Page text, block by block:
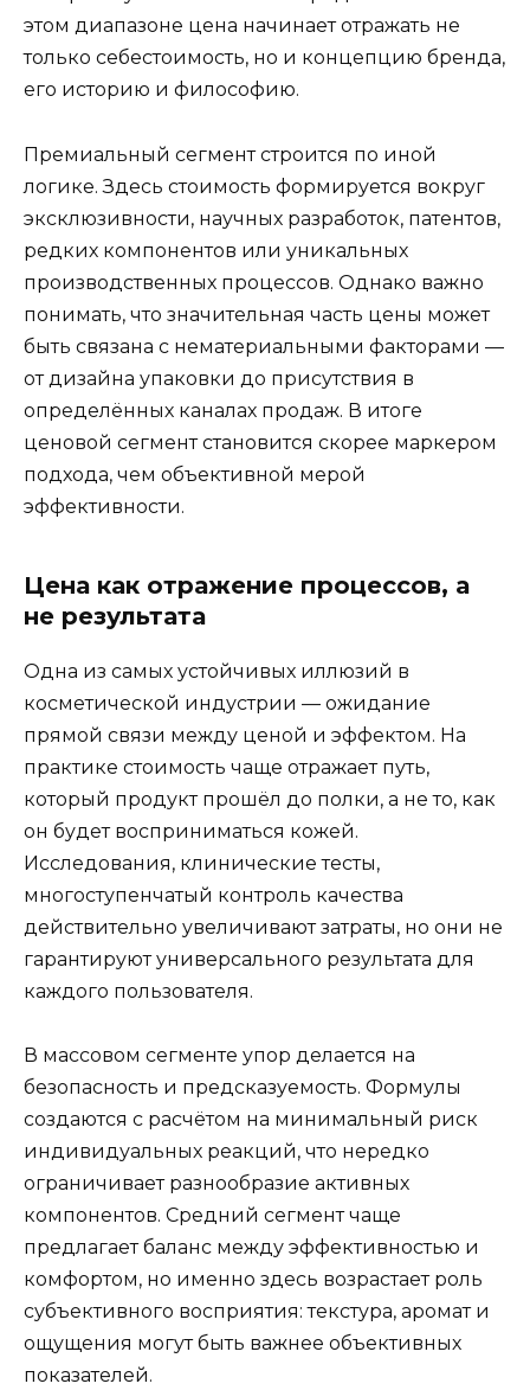
этом диапазоне цена начинает отражать не
только себестоимость, но и концепцию бренда,
его историю и философию.
Премиальный сегмент строится по иной
логике. Здесь стоимость формируется вокруг
эксклюзивности, научных разработок, патентов,
редких компонентов или уникальных
производственных процессов. Однако важно
понимать, что значительная часть цены может
быть связана с нематериальными факторами —
от дизайна упаковки до присутствия в
определённых каналах продаж. В итоге
ценовой сегмент становится скорее маркером
подхода, чем объективной мерой
эффективности.
Цена как отражение процессов, а
не результата
Одна из самых устойчивых иллюзий в
косметической индустрии — ожидание
прямой связи между ценой и эффектом. На
практике стоимость чаще отражает путь,
который продукт прошёл до полки, а не то, как
он будет восприниматься кожей.
Исследования, клинические тесты,
многоступенчатый контроль качества
действительно увеличивают затраты, но они не
гарантируют универсального результата для
каждого пользователя.
В массовом сегменте упор делается на
безопасность и предсказуемость. Формулы
создаются с расчётом на минимальный риск
индивидуальных реакций, что нередко
ограничивает разнообразие активных
компонентов. Средний сегмент чаще
предлагает баланс между эффективностью и
комфортом, но именно здесь возрастает роль
субъективного восприятия: текстура, аромат и
ощущения могут быть важнее объективных
показателей.